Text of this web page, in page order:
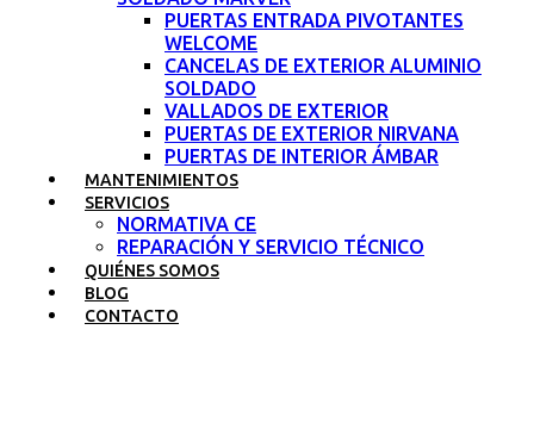
PUERTAS ENTRADA PIVOTANTES
WELCOME
CANCELAS DE EXTERIOR ALUMINIO
SOLDADO
VALLADOS DE EXTERIOR
PUERTAS DE EXTERIOR NIRVANA
PUERTAS DE INTERIOR ÁMBAR
MANTENIMIENTOS
SERVICIOS
NORMATIVA CE
REPARACIÓN Y SERVICIO TÉCNICO
QUIÉNES SOMOS
BLOG
CONTACTO